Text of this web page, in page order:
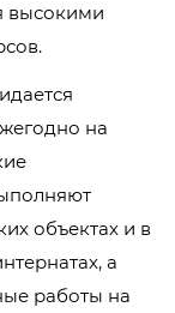
высокими
на
объектах и в
а
работы на